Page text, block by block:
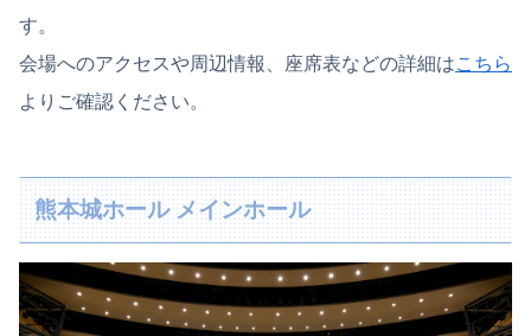
す。
会場へのアクセスや周辺情報、座席表などの詳細はこちら
よりご確認ください。
熊本城ホール メインホール